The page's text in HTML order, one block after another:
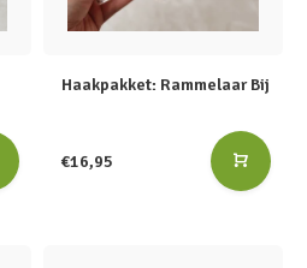
Haakpakket: Rammelaar Bij
€16,95